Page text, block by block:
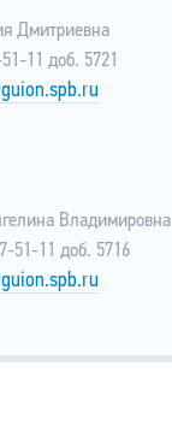
Дмитриевна
11 доб. 5721
Владимировна
51-11 доб. 5716